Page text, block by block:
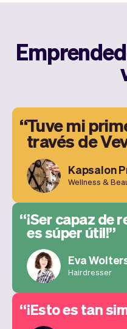
Tuve mi
través de
Kapsalon
Wellness &
¡Ser capaz de
es súper útil!
Eva
Hairdresser
¡Esto es tan